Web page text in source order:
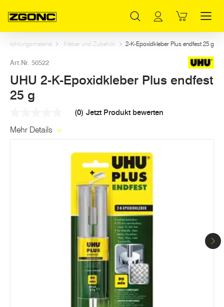
Dichtungsmaterial Kleber und Zubehör 2-K-Epoxidkleber Plus endfest 25 g
Art.Nr. 50522
UHU 2-K-Epoxidkleber Plus endfest
25 g
Link
(0) Jetzt Produkt bewerten
Mehr Details